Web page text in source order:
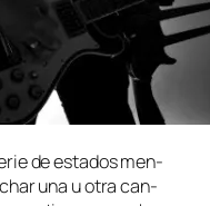
de es­ta­dos men­
una u otra can­